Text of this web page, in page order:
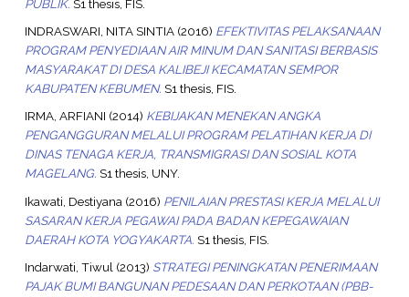
PUBLIK. S1 thesis, FIS.
INDRASWARI, NITA SINTIA(2016) EFEKTIVITAS PELAKSANAAN
PROGRAM PENYEDIAAN AIR MINUM DAN SANITASI BERBASIS
MASYARAKAT DI DESA KALIBEJI KECAMATAN SEMPOR
KABUPATEN KEBUMEN. S1 thesis, FIS.
IRMA, ARFIANI (2014) KEBIJAKAN MENEKAN ANGKA
PENGANGGURAN MELALUI PROGRAM PELATIHAN KERJA DI
DINAS TENAGA KERJA, TRANSMIGRASI DAN SOSIAL KOTA
MAGELANG. S1 thesis, UNY.
Ikawati, Destiyana (2016) PENILAIAN PRESTASI KERJA MELALUI
SASARAN KERJA PEGAWAI PADA BADAN KEPEGAWAIAN
DAERAH KOTA YOGYAKARTA. S1 thesis, FIS.
Indarwati, Tiwul (2013) STRATEGI PENINGKATAN PENERIMAAN
PAJAK BUMI BANGUNAN PEDESAAN DAN PERKOTAAN (PBB-